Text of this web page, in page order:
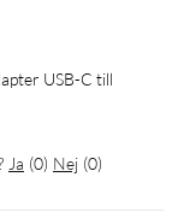
Type-C
USB-C till
Ja (0) Nej (0)